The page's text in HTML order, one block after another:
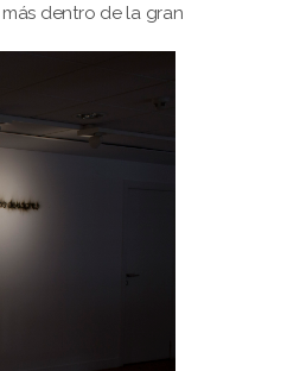
dentro de la gran